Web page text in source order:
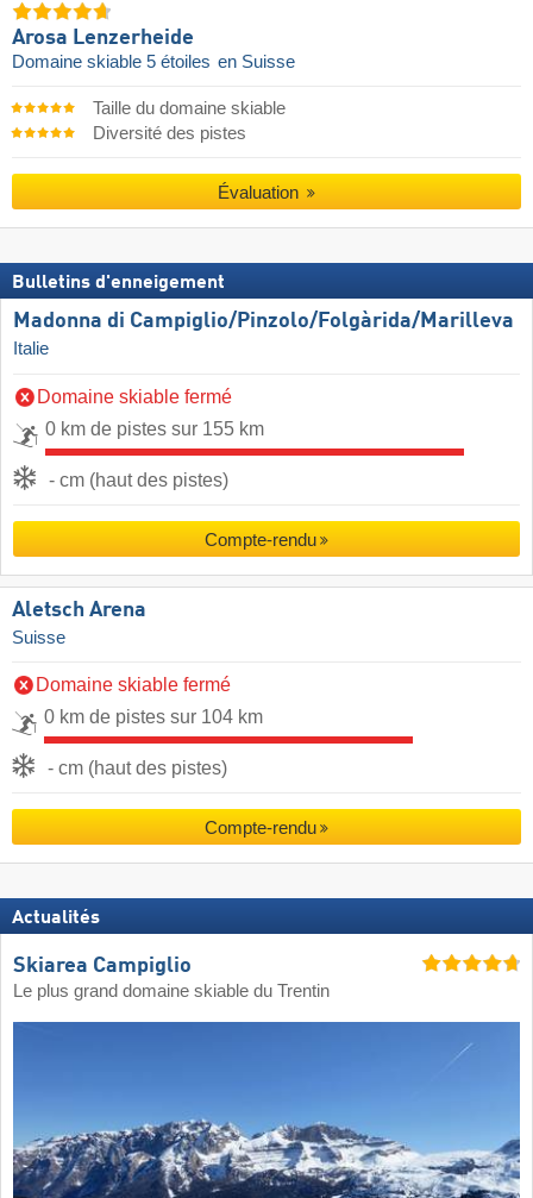
Arosa Lenzerheide
Domaine skiable 5 étoiles en Suisse
Taille du domaine skiable
Diversité des pistes
Évaluation
Bulletins d'enneigement
Madonna di Campiglio/​Pinzolo/​Folgàrida/​Marilleva
Italie
Domaine skiable fermé
0 km de pistes sur 155 km
- cm (haut des pistes)
Compte-rendu
Aletsch Arena
Suisse
Domaine skiable fermé
0 km de pistes sur 104 km
- cm (haut des pistes)
Compte-rendu
Actualités
Skiarea Campiglio
Le plus grand domaine skiable du Trentin